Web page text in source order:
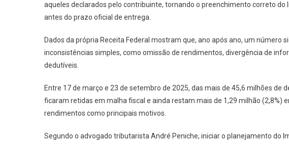
aqueles declarados pelo contribuinte, tornando o preenchimento correto
antes do prazo oficial de entrega.
Dados da própria Receita Federal mostram que, ano após ano, um número
inconsistências simples, como omissão de rendimentos, divergência de
dedutíveis.
Entre 17 de março e 23 de setembro de 2025, das mais de 45,6 milhões de
ficaram retidas em malha fiscal e ainda restam mais de 1,29 milhão (2,8%)
rendimentos como principais motivos.
Segundo o advogado tributarista André Peniche, iniciar o planejamento do